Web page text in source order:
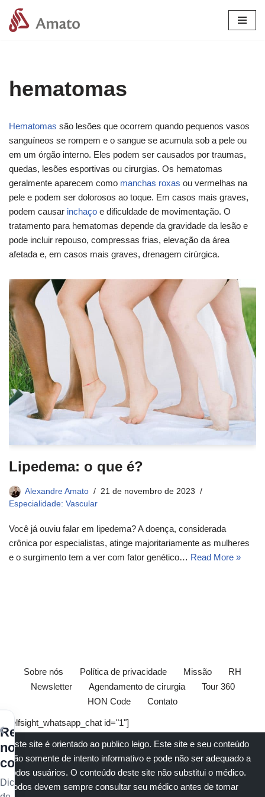
Pular
hematomas
Hematomas são lesões que ocorrem quando pequenos vasos
sanguíneos se rompem e o sangue se acumula sob a pele ou
em um órgão interno. Eles podem ser causados por traumas,
quedas, lesões esportivas ou cirurgias. Os hematomas
geralmente aparecem como manchas roxas ou vermelhas na
pele e podem ser dolorosos ao toque. Em casos mais graves,
podem causar inchaço e dificuldade de movimentação. O
tratamento para hematomas depende da gravidade da lesão e
pode incluir repouso, compressas frias, elevação da área
afetada e, em casos mais graves, drenagem cirúrgica.
Lipedema: o que é?
Alexandre Amato
21 de novembro de 2023
Especialidade: Vascular
Você já ouviu falar em lipedema? A doença, considerada
crônica por especialistas, atinge majoritariamente as mulheres
e o surgimento tem a ver com fator genético… Read More »
Sobre nós Política de privacidade Missão
RH
Newsletter
Agendamento de cirurgia
Tour 360
HON Code
Contato
[elfsight_whatsapp_chat id="1"]
Este site é orientado ao publico leigo. Este site e seu conteúdo
são somente de intento informativo e pode não ser adequado a
todos usuários. O conteúdo deste site não substitui o médico.
Todos devem sempre consultar seu médico antes de tomar
Receba
nossos
conteúdos
Dicas